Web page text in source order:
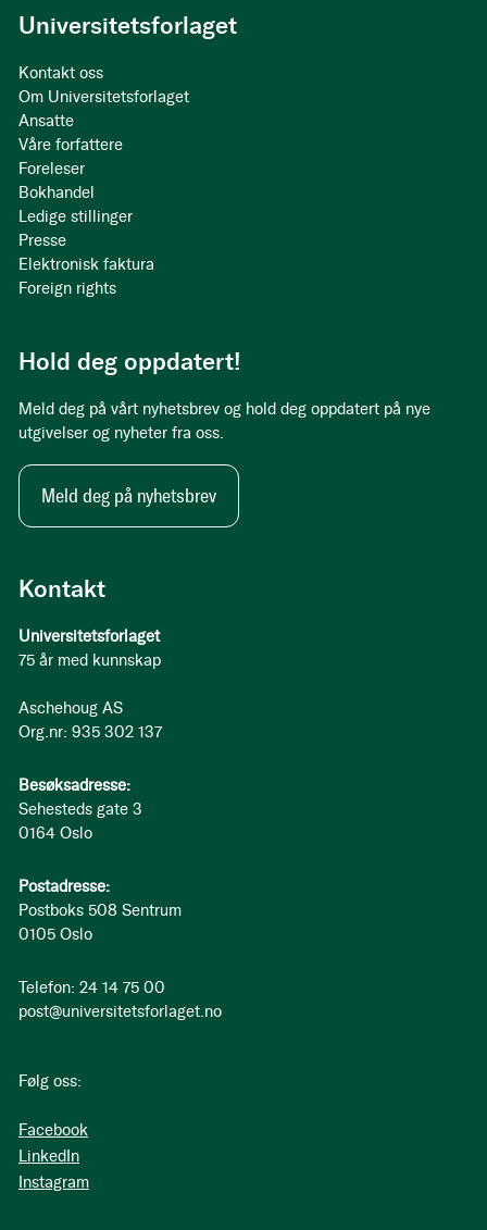
Kontakt
Universitetsforlaget
75 år med kunnskap
Aschehoug AS
Org.nr: 935 302 137
Besøksadresse:
Sehesteds gate 3
0164 Oslo
Postadresse:
Postboks 508 Sentrum
0105 Oslo
Telefon: 24 14 75 00
post@universitetsforlaget.no
Følg oss:
Facebook
LinkedIn
Instagram
Universitetsforlaget
Kontakt oss
Om Universitetsforlaget
Ansatte
Våre forfattere
Foreleser
Bokhandel
Ledige stillinger
Presse
Elektronisk faktura
Foreign rights
Hold deg oppdatert!
Meld deg på vårt nyhetsbrev og hold deg oppdatert på nye
utgivelser og nyheter fra oss.
Meld deg på nyhetsbrev